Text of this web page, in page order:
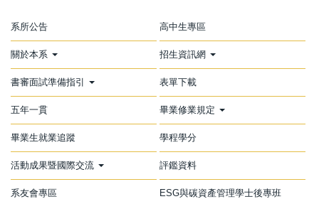
系所公告 高中生專區
關於本系 招生資訊網
書審面試準備指引 表單下載
五年一貫 畢業修業規定
畢業生就業追蹤 學程學分
活動成果暨國際交流 評鑑資料
系友會專區 ESG與碳資產管理學士後專班